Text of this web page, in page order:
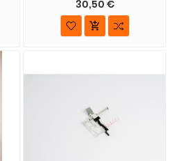
30,50 €
